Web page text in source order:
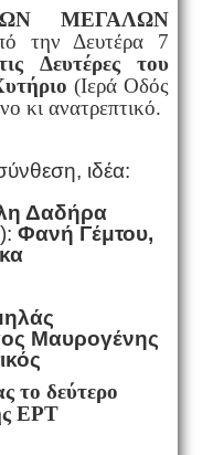
ΜΕΓΑΛΩΝ
την Δευτέρα 7
Δευτέρες του
(Ιερά Οδός
κι ανατρεπτικό.
ιδέα:
Δαδήρα
Φανή Γέμτου,
Μαυρογένης
το δεύτερο
ΕΡΤ